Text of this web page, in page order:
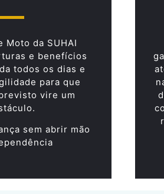
Moto da SUHAI
e benefícios
todos os dias e
para que
vire um
sem abrir mão